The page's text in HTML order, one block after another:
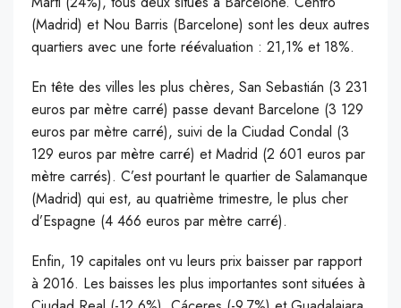
(Madrid) et Nou Barris (Barcelone) sont les deux autres
quartiers avec une forte réévaluation : 21,1% et 18%.
En tête des villes les plus chères, San Sebastián (3 231
euros par mètre carré) passe devant Barcelone (3 129
euros par mètre carré), suivi de la Ciudad Condal (3
129 euros par mètre carré) et Madrid (2 601 euros par
mètre carrés). C’est pourtant le quartier de Salamanque
(Madrid) qui est, au quatrième trimestre, le plus cher
d’Espagne (4 466 euros par mètre carré).
Enfin, 19 capitales ont vu leurs prix baisser par rapport
à 2016. Les baisses les plus importantes sont situées à